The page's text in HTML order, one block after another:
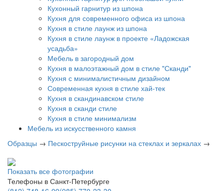
Кухонный гарнитур из шпона
Кухня для современного офиса из шпона
Кухня в стиле лаунж из шпона
Кухня в стиле лаунж в проекте «Ладожская
усадьба»
Мебель в загородный дом
Кухня в малоэтажный дом в стиле "Сканди"
Кухня с минималистичным дизайном
Современная кухня в стиле хай-тек
Кухня в скандинавском стиле
Кухня в сканди стиле
Кухня в стиле минимализм
Мебель из искусственного камня
Образцы → Пескоструйные рисунки на стеклах и зеркалах →
Показать все фотографии
Телефоны в Санкт-Петербурге